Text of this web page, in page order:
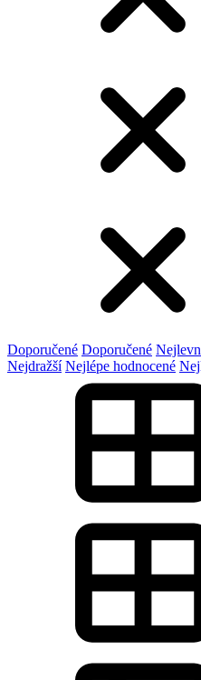
Doporučené Doporučené
Nejdražší Nejlépe hodnocené